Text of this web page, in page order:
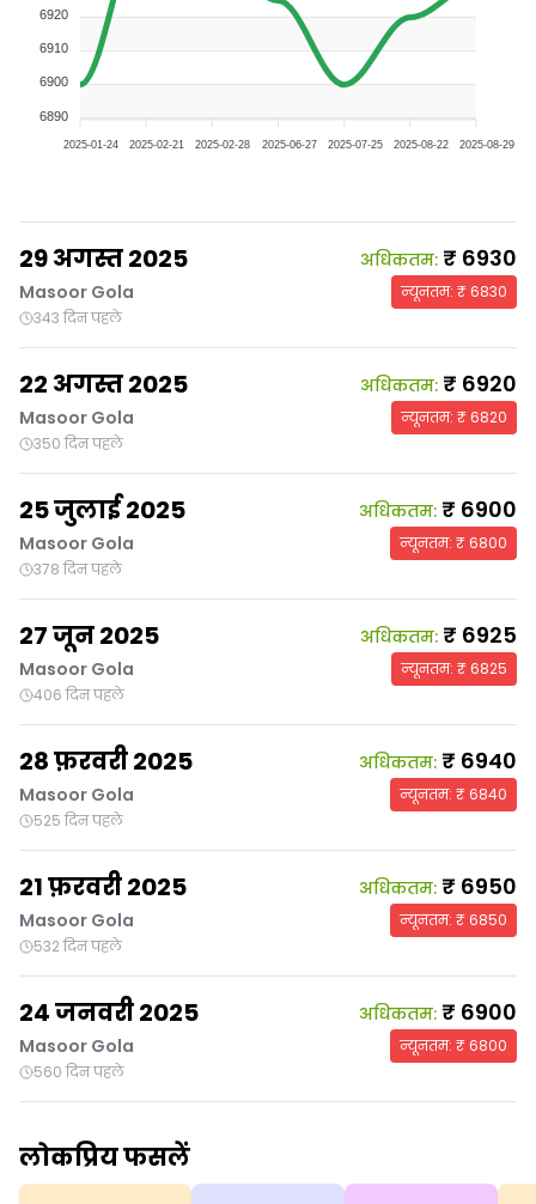
6920
6910
6900
6890
2025-01-24 2025-02-21 2025-02-28 2025-06-27 2025-07-25 2025-08-22 2025-08-29
29 अगस्त 2025
Masoor Gola
343 दिन पहले
अधिकतम: ₹ 6930
न्यूनतम: ₹6830
22 अगस्त 2025
Masoor Gola
350 दिन पहले
अधिकतम: ₹ 6920
न्यूनतम: ₹6820
25 जुलाई 2025
Masoor Gola
378 दिन पहले
अधिकतम: ₹ 6900
न्यूनतम: ₹6800
27 जून 2025
Masoor Gola
406 दिन पहले
अधिकतम: ₹ 6925
न्यूनतम: ₹6825
28 फ़रवरी 2025
Masoor Gola
525 दिन पहले
अधिकतम: ₹ 6940
न्यूनतम: ₹6840
21 फ़रवरी 2025
Masoor Gola
532 दिन पहले
अधिकतम: ₹ 6950
न्यूनतम: ₹6850
24 जनवरी 2025
Masoor Gola
560 दिन पहले
अधिकतम: ₹ 6900
न्यूनतम: ₹6800
लोकप्रिय फसलें